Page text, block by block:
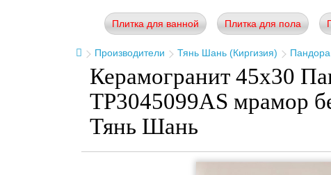
Плитка для ванной Плитка для пола
Производители Тянь Шань (Киргизия) Пандора
Керамогранит 45x30
TP3045099AS мрамор
Тянь Шань